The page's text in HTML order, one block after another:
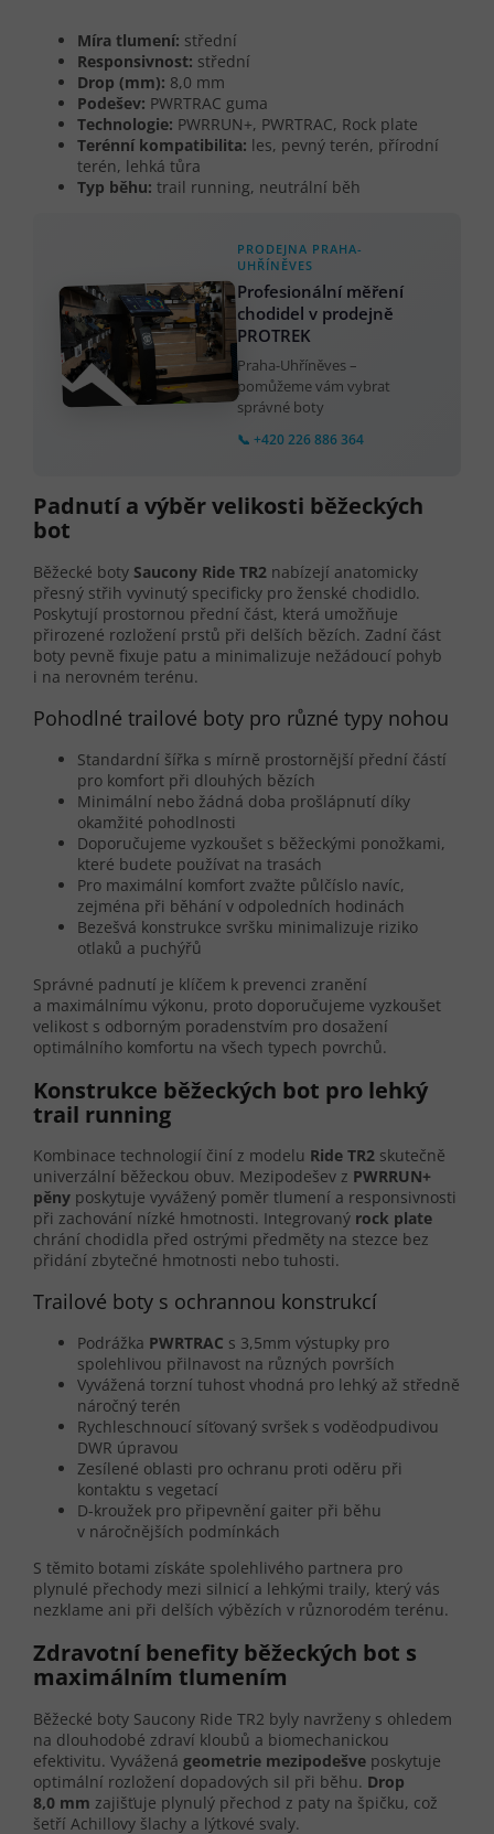
Míra tlumení: střední
Responsivnost: střední
Drop (mm): 8,0 mm
Podešev: PWRTRAC guma
Technologie: PWRRUN+, PWRTRAC, Rock plate
Terénní kompatibilita: les, pevný terén, přírodní
terén, lehká tůra
Typ běhu: trail running, neutrální běh
PRODEJNA PRAHA-
UHŘÍNĚVES
Profesionální měření
chodidel v prodejně
PROTREK
Praha-Uhříněves –
pomůžeme vám vybrat
správné boty
📞 +420 226 886 364
Padnutí a výběr velikosti běžeckých
bot
Běžecké boty Saucony Ride TR2 nabízejí anatomicky
přesný střih vyvinutý specificky pro ženské chodidlo.
Poskytují prostornou přední část, která umožňuje
přirozené rozložení prstů při delších bězích. Zadní část
boty pevně fixuje patu a minimalizuje nežádoucí pohyb
i na nerovném terénu.
Pohodlné trailové boty pro různé typy nohou
Standardní šířka s mírně prostornější přední částí
pro komfort při dlouhých bězích
Minimální nebo žádná doba prošlápnutí díky
okamžité pohodlnosti
Doporučujeme vyzkoušet s běžeckými ponožkami,
které budete používat na trasách
Pro maximální komfort zvažte půlčíslo navíc,
zejména při běhání v odpoledních hodinách
Bezešvá konstrukce svršku minimalizuje riziko
otlaků a puchýřů
Správné padnutí je klíčem k prevenci zranění
a maximálnímu výkonu, proto doporučujeme vyzkoušet
velikost s odborným poradenstvím pro dosažení
optimálního komfortu na všech typech povrchů.
Konstrukce běžeckých bot pro lehký
trail running
Kombinace technologií činí z modelu Ride TR2 skutečně
univerzální běžeckou obuv. Mezipodešev z PWRRUN+
pěny poskytuje vyvážený poměr tlumení a responsivnosti
při zachování nízké hmotnosti. Integrovaný rock plate
chrání chodidla před ostrými předměty na stezce bez
přidání zbytečné hmotnosti nebo tuhosti.
Trailové boty s ochrannou konstrukcí
Podrážka PWRTRAC s 3,5mm výstupky pro
spolehlivou přilnavost na různých površích
Vyvážená torzní tuhost vhodná pro lehký až středně
náročný terén
Rychleschnoucí síťovaný svršek s voděodpudivou
DWR úpravou
Zesílené oblasti pro ochranu proti oděru při
kontaktu s vegetací
D-kroužek pro připevnění gaiter při běhu
v náročnějších podmínkách
S těmito botami získáte spolehlivého partnera pro
plynulé přechody mezi silnicí a lehkými traily, který vás
nezklame ani při delších výbězích v různorodém terénu.
Zdravotní benefity běžeckých bot s
maximálním tlumením
Běžecké boty Saucony Ride TR2 byly navrženy s ohledem
na dlouhodobé zdraví kloubů a biomechanickou
efektivitu. Vyvážená geometrie mezipodešve poskytuje
optimální rozložení dopadových sil při běhu. Drop
8,0 mm zajišťuje plynulý přechod z paty na špičku, což
šetří Achillovy šlachy a lýtkové svaly.